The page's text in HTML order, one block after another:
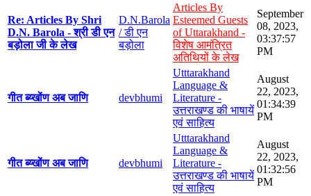
Re: Articles By Shri
D.N. Barola - श्री डी एन
बड़ोला जी के लेख
D.N.Barola
/ डी एन
बड़ोला
Articles By
Esteemed Guests
of Uttarakhand -
विशेष आमंत्रित
अतिथियों के लेख
September
08, 2023,
03:37:57
PM
गीत ब्य्खोंण अब जाणि devbhumi
Utttarakhand
Language &
Literature -
उत्तराखण्ड की भाषायें
एवं साहित्य
August
22, 2023,
01:34:39
PM
गीत ब्य्खोंण अब जाणि devbhumi
Utttarakhand
Language &
Literature -
उत्तराखण्ड की भाषायें
एवं साहित्य
August
22, 2023,
01:32:56
PM